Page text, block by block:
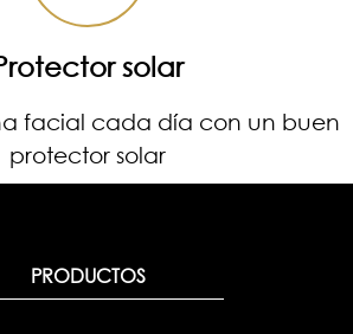
solar
facial cada día con un buen
protector solar
PRODUCTOS